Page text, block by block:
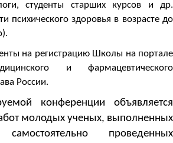
студенты старших курсов и др.
психического здоровья в возрасте до
на регистрацию Школы на портале
и фармацевтического
России.
конференции объявляется
молодых ученых, выполненных
проведенных